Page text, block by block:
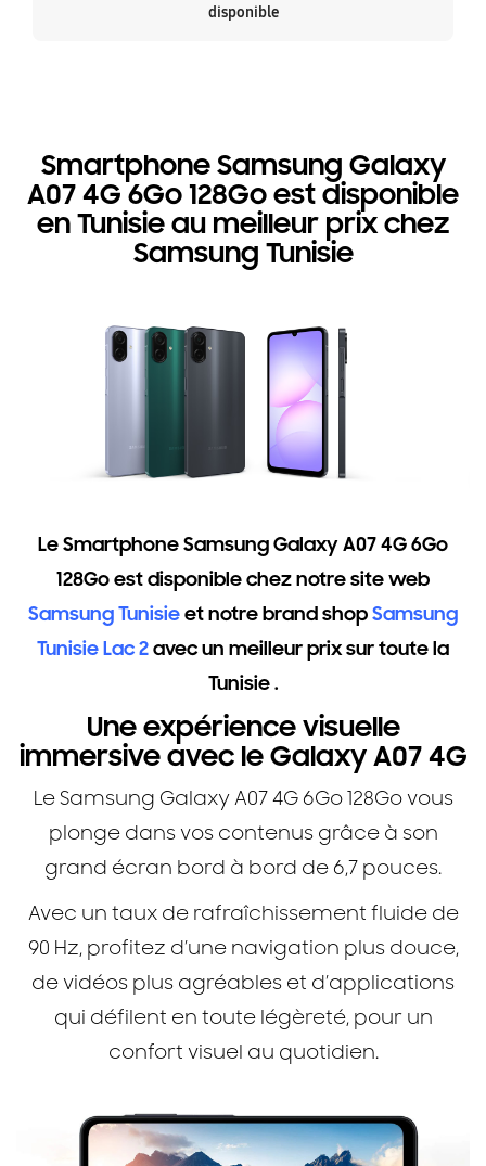
disponible
Smartphone Samsung Galaxy
A07 4G 6Go 128Go est disponible
en Tunisie au meilleur prix chez
Samsung Tunisie
Le Smartphone Samsung Galaxy A07 4G 6Go
128Go est disponible chez notre site web
Samsung Tunisieet notre brand shopSamsung
Tunisie Lac 2avec un meilleur prix sur toute la
Tunisie .
Une expérience visuelle
immersive avec le Galaxy A07 4G
Le Samsung Galaxy A07 4G 6Go 128Go vous
plonge dans vos contenus grâce à son
grand écran bord à bord de 6,7 pouces.
Avec un taux de rafraîchissement fluide de
90 Hz, profitez d’une navigation plus douce,
de vidéos plus agréables et d’applications
qui défilent en toute légèreté, pour un
confort visuel au quotidien.